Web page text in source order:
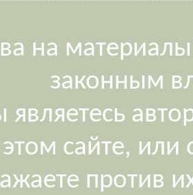
на
законным
являетесь
этом сайте, или
против